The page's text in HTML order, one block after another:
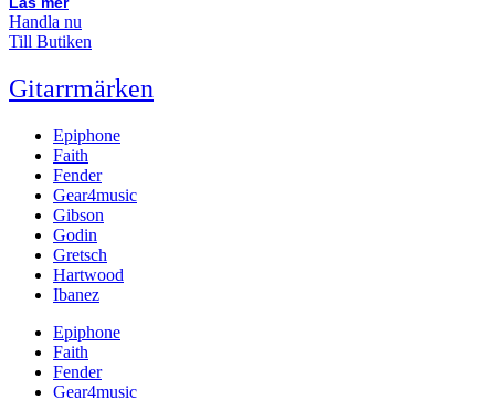
Handla nu
Till Butiken
Gitarrmärken
Epiphone
Faith
Fender
Gear4music
Gibson
Godin
Gretsch
Hartwood
Ibanez
Epiphone
Faith
Fender
Gear4music